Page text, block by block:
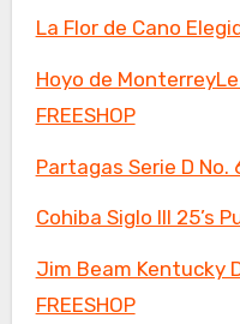
La Flor de Cano
Hoyo de
FREESHOP
Partagas Serie D No.
Cohiba Siglo III 25’s
Jim Beam Kentucky
FREESHOP